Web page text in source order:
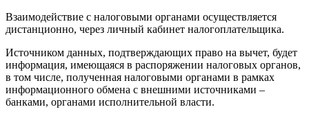
Взаимодействие с налоговыми органами осуществляется
дистанционно, через личный кабинет налогоплательщика.
Источником данных, подтверждающих право на вычет, будет
информация, имеющаяся в распоряжении налоговых органов,
в том числе, полученная налоговыми органами в рамках
информационного обмена с внешними источниками –
банками, органами исполнительной власти.